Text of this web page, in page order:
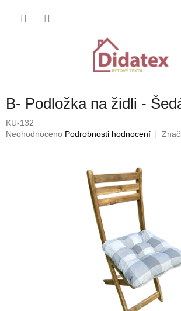
B- Podložka na židli -
KU-132
Průměrné
Neohodnoceno Podrobnosti hodnocení